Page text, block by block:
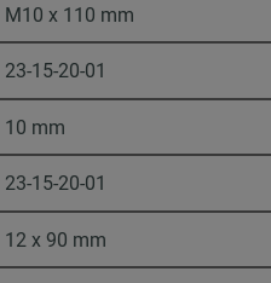
M10 x 110 mm
23-15-20-01
10 mm
23-15-20-01
12 x 90 mm